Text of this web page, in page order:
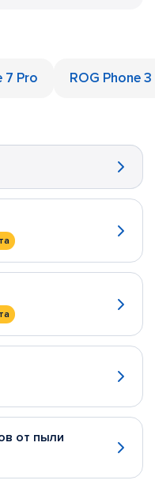
7 Pro ROG Phone 3
от пыли